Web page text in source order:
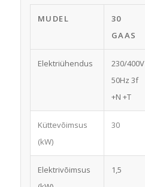
MUDEL
30
GAAS
Elektriühendus
230/400V
50Hz 3f
+N +T
Küttevõimsus
(kW)
30
Elektrivõimsus
1,5